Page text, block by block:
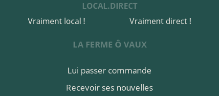
LOCAL.DIRECT
Vraiment local !
Vraiment direct !
LA FERME Ô VAUX
Lui passer commande
Recevoir ses nouvelles